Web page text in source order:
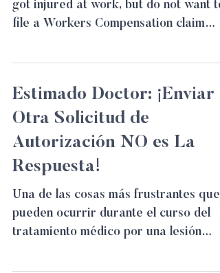
got injured at work, but do not want to
file a Workers Compensation claim
Estimado Doctor: ¡Enviar
Otra Solicitud de
Autorización NO es La
Respuesta!
Una de las cosas más frustrantes que
pueden ocurrir durante el curso del
tratamiento médico por una lesión